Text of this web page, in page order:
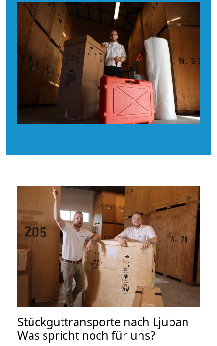
Stückguttransporte nach Ljuban
Was spricht noch für uns?